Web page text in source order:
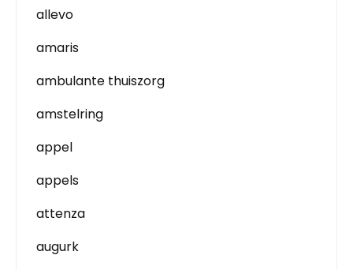
allevo
amaris
ambulante thuiszorg
amstelring
appel
appels
attenza
augurk